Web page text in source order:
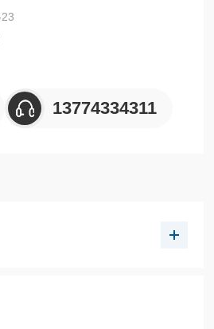
，如水泥、化肥、粮食、塑料颗粒
产效率、降低劳动强度和保护环境方
13774334311